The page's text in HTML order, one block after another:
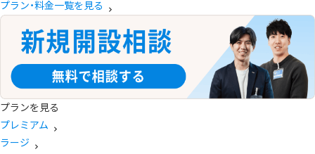
プラン・料金一覧を見る
プランを見る
プレミアム
ラージ